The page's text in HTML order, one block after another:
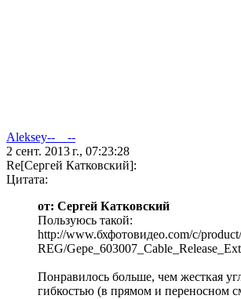
Aleksey--__--
2 сент. 2013 г., 07:23:28
Re[Сергей Катковский]:
Цитата:
от: Сергей Катковский
Пользуюсь такой:
http://www.бхфотовидео.com/c/
REG/
Понравилось больше, чем жесткая
гибкостью (в прямом и переносном